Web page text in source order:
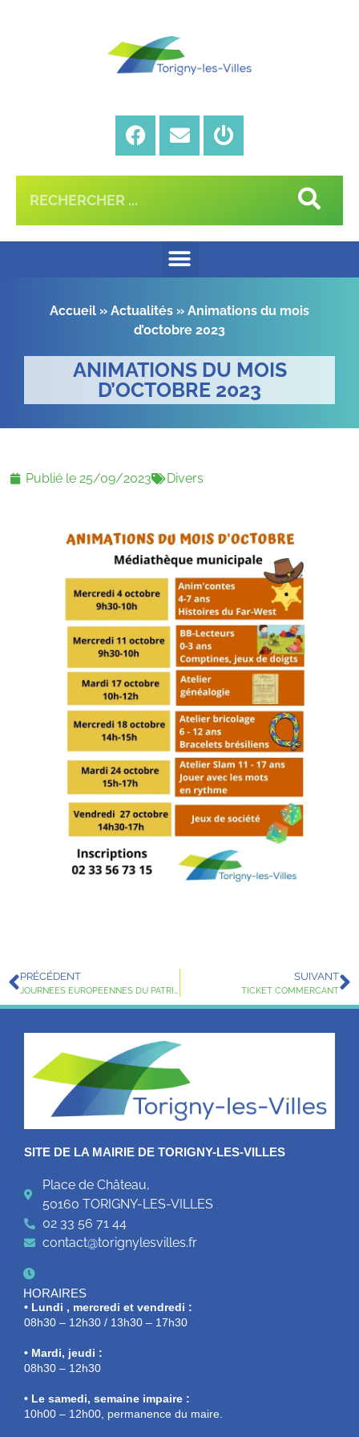
Accueil » Actualités » Animations du mois
d’octobre 2023
ANIMATIONS DU MOIS
D’OCTOBRE 2023
Publié le25/09/2023 Divers
PRÉCÉDENT
JOURNEES EUROPEENNES DU PATRIMOINE
SUIVANT
TICKET COMMERCANT
SITE DE LA MAIRIE DE TORIGNY-LES-VILLES
Place de Château,
50160 TORIGNY-LES-VILLES
02 33 56 71 44
contact@torignylesvilles.fr
HORAIRES
• Lundi , mercredi et vendredi :
08h30 – 12h30 / 13h30 – 17h30
• Mardi, jeudi :
08h30 – 12h30
• Le samedi, semaine impaire :
10h00 – 12h00, permanence du maire.